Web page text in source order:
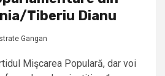
Tiberiu Dianu
Gangan
Mişcarea Populară, dar voi